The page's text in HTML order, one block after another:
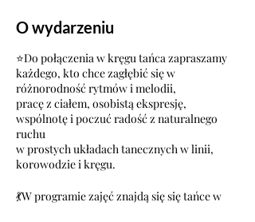
O wydarzeniu
⭐Do połączenia w kręgu tańca zapraszamy
każdego, kto chce zagłębić się w
różnorodność rytmów i melodii,
pracę z ciałem, osobistą ekspresję,
wspólnotę i poczuć radość z naturalnego
ruchu
w prostych układach tanecznych w linii,
korowodzie i kręgu.
💃W programie zajęć znajdą się się tańce w